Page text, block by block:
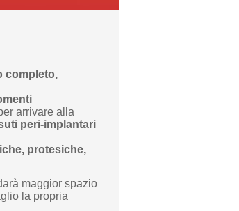
completo,
arrivare alla
peri-implantari
protesiche,
maggior spazio
la propria